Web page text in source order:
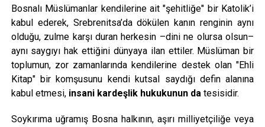
Bosnalı Müslümanlar kendilerine ait "şehitliğe" bir Katolik’i
kabul ederek, Srebrenitsa’da dökülen kanın renginin aynı
olduğu, zulme karşı duran herkesin –dini ne olursa olsun–
aynı saygıyı hak ettiğini dünyaya ilan ettiler. Müslüman bir
toplumun, zor zamanlarında kendilerine destek olan "Ehli
Kitap" bir komşusunu kendi kutsal saydığı defin alanına
kabul etmesi, insani kardeşlik hukukunun datesisidir.
Soykırıma uğramış Bosna halkının, aşırı milliyetçiliğe veya